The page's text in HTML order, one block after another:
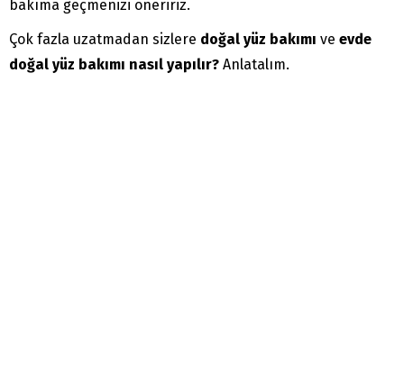
bakıma geçmenizi öneririz.
Çok fazla uzatmadan sizlere doğal yüz bakımı ve evde
doğal yüz bakımı nasıl yapılır? Anlatalım.